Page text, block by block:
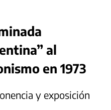
al
en 1973
y exposición